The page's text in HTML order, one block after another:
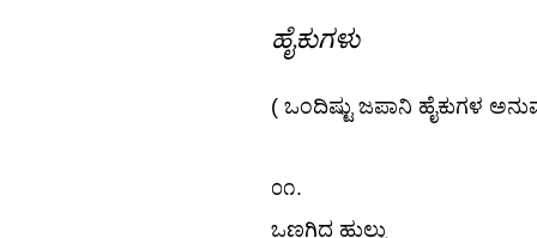
ಹೈಕುಗಳು
( ಒಂದಿಷ್ಟು ಜಪಾನಿ ಹೈಕುಗಳ
೦೧.
ಒಣಗಿದ ಹುಲ್ಲು